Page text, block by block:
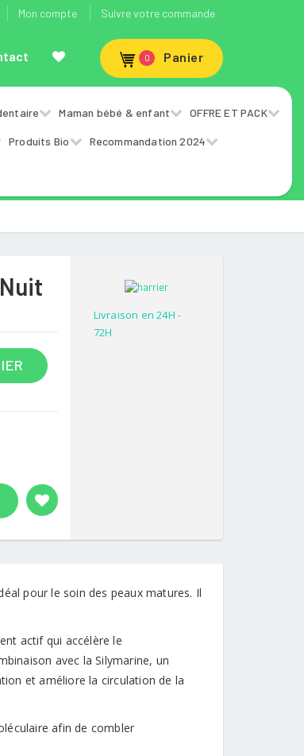
Mon compte Suivre votre commande
0 Panier
Maman bébé & enfant OFFRE ET PACK
Produits Bio Recommandation 2024
Livraison en 24H -
72H
pour le soin des peaux matures. Il
actif qui accélère le
avec la Silymarine, un
et améliore la circulation de la
afin de combler